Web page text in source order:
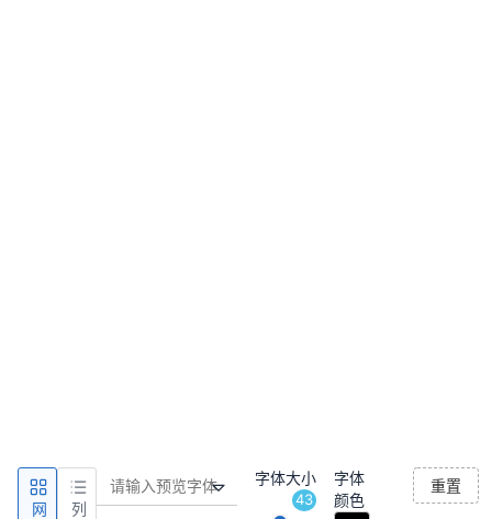
网
列
字体大小
43
字体
颜色
重置